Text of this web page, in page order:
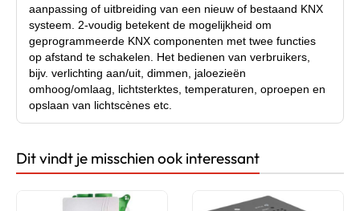
aanpassing of uitbreiding van een nieuw of bestaand KNX
systeem. 2-voudig betekent de mogelijkheid om
geprogrammeerde KNX componenten met twee functies
op afstand te schakelen. Het bedienen van verbruikers,
bijv. verlichting aan/uit, dimmen, jaloezieën
omhoog/omlaag, lichtsterktes, temperaturen, oproepen en
opslaan van lichtscènes etc.
Dit vindt je misschien ook interessant